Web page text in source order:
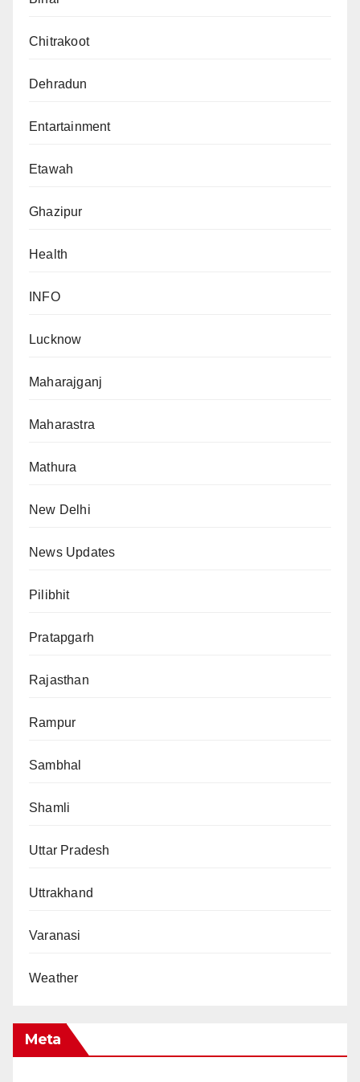
Chitrakoot
Dehradun
Entartainment
Etawah
Ghazipur
Health
INFO
Lucknow
Maharajganj
Maharastra
Mathura
New Delhi
News Updates
Pilibhit
Pratapgarh
Rajasthan
Rampur
Sambhal
Shamli
Uttar Pradesh
Uttrakhand
Varanasi
Weather
Meta